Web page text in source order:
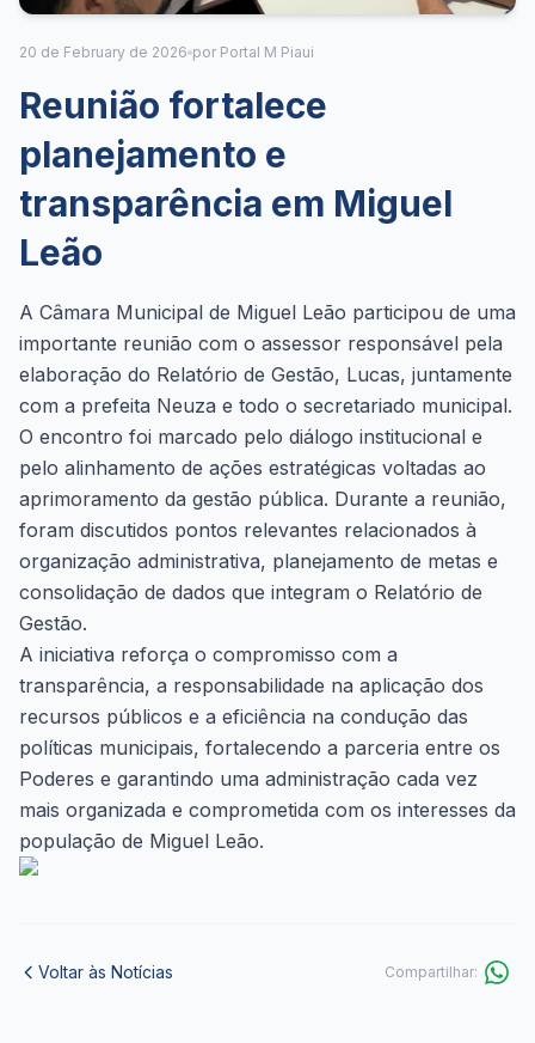
20 de February de 2026 por Portal M Piaui
Reunião fortalece
planejamento e
transparência em Miguel
Leão
A Câmara Municipal de Miguel Leão participou de uma
importante reunião com o assessor responsável pela
elaboração do Relatório de Gestão, Lucas, juntamente
com a prefeita Neuza e todo o secretariado municipal.
O encontro foi marcado pelo diálogo institucional e
pelo alinhamento de ações estratégicas voltadas ao
aprimoramento da gestão pública. Durante a reunião,
foram discutidos pontos relevantes relacionados à
organização administrativa, planejamento de metas e
consolidação de dados que integram o Relatório de
Gestão.
A iniciativa reforça o compromisso com a
transparência, a responsabilidade na aplicação dos
recursos públicos e a eficiência na condução das
políticas municipais, fortalecendo a parceria entre os
Poderes e garantindo uma administração cada vez
mais organizada e comprometida com os interesses da
população de Miguel Leão.
Voltar às Notícias Compartilhar: